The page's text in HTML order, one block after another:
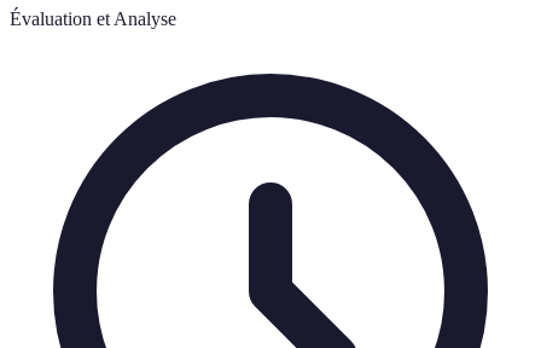
Évaluation et Analyse